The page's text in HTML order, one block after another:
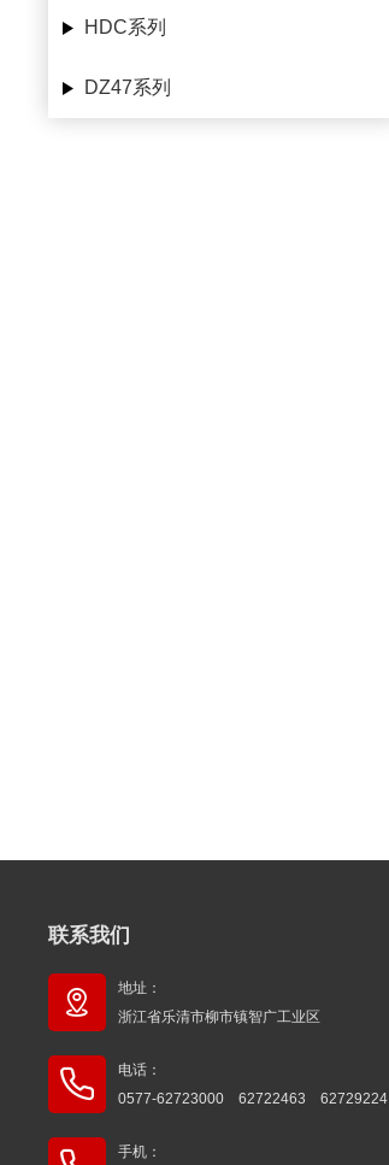
HDC系列
DZ47系列
联系我们
地址：
浙江省乐清市柳市镇智广工业区
电话：
0577-62723000 62722463 62729224
手机：